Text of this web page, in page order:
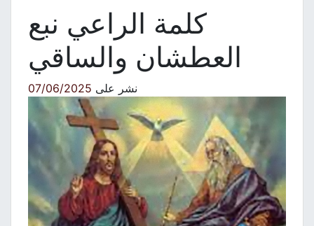
كلمة الراعي نبع
العطشان والساقي
نشر على07/06/2025